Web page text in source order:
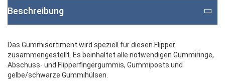
Beschreibung
Das Gummisortiment wird speziell für diesen Flipper
zusammengestellt. Es beinhaltet alle notwendigen Gummiringe,
Abschuss- und Flipperfingergummis, Gummiposts und
gelbe/schwarze Gummihülsen.